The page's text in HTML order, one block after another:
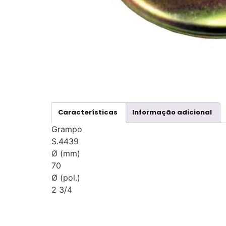
Características Informação adicional
Grampo
S.4439
Ø (mm)
70
Ø (pol.)
2 3/4